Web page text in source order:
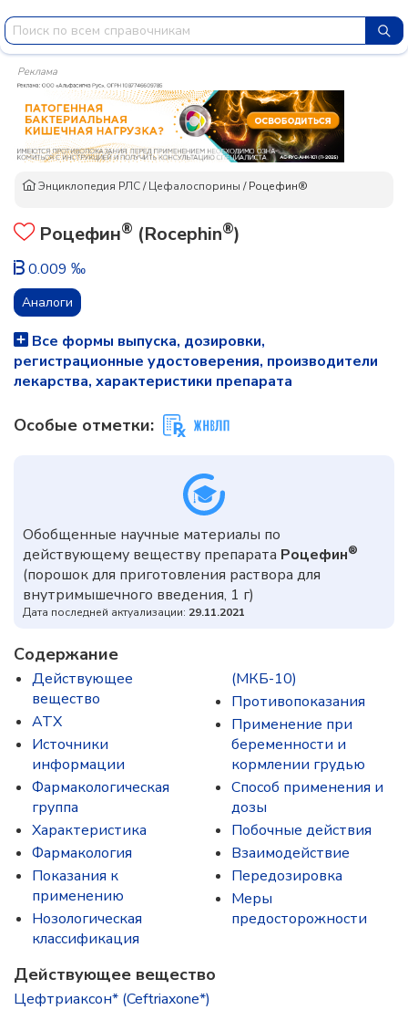
Реклама
Энциклопедия РЛС/Цефалоспорины /Роцефин®
Роцефин® (Rocephin®)
0.009 ‰
Аналоги
Все формы выпуска, дозировки,
регистрационные удостоверения, производители
лекарства, характеристики препарата
Особые отметки:
Обобщенные научные материалы по
действующему веществу препарата Роцефин®
(порошок для приготовления раствора для
внутримышечного введения, 1 г)
Дата последней актуализации: 29.11.2021
Содержание
Действующее
вещество
ATX
Источники
информации
Фармакологическая
группа
Характеристика
Фармакология
Показания к
применению
Нозологическая
классификация
(МКБ-10)
Противопоказания
Применение при
беременности и
кормлении грудью
Способ применения и
дозы
Побочные действия
Взаимодействие
Передозировка
Меры
предосторожности
Действующее вещество
Цефтриаксон* (Ceftriaxone*)